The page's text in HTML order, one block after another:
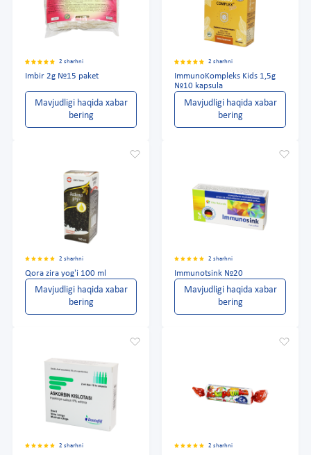
2 sharhni
Imbir 2g №15 paket
Mavjudligi haqida xabar
bering
2 sharhni
ImmunoKompleks Kids 1,5g
№10 kapsula
Mavjudligi haqida xabar
bering
2 sharhni
Qora zira yog'i 100 ml
Mavjudligi haqida xabar
bering
2 sharhni
Immunotsink №20
Mavjudligi haqida xabar
bering
2 sharhni 2 sharhni